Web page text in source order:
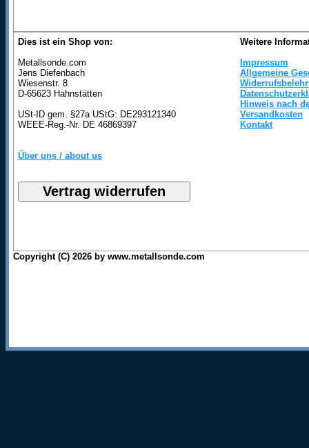
Dies ist ein Shop von:
Metallsonde.com
Jens Diefenbach
Wiesenstr. 8
D-65623 Hahnstätten
USt-ID gem. §27a UStG: DE293121340
WEEE-Reg.-Nr. DE 46869397
Über uns / about us
Weitere
Impressum
Allgemeine
Hinweis nach
Versandkosten
Kontakt
Copyright (C) 2026 by www.metallsonde.com